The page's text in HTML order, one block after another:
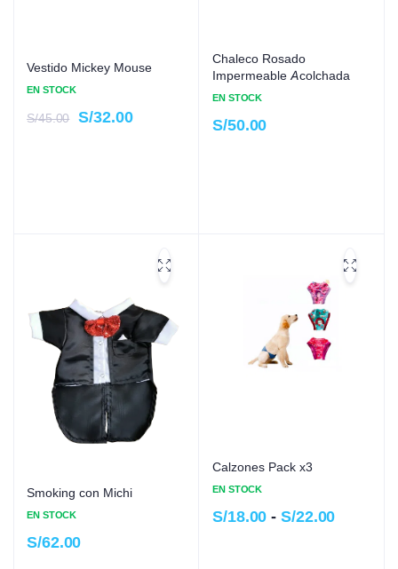
Vestido Mickey Mouse
EN STOCK
S/45.00 S/32.00
Chaleco Rosado
Impermeable Acolchada
EN STOCK
S/50.00
Smoking con Michi
EN STOCK
S/62.00
Calzones Pack x3
EN STOCK
S/18.00 - S/22.00